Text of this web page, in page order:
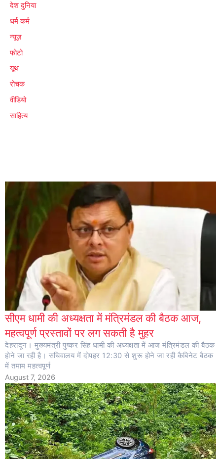
देश दुनिया
धर्म कर्म
न्यूज़
फोटो
यूथ
रोचक
वीडियो
साहित्य
सीएम धामी की अध्यक्षता में मंत्रिमंडल की बैठक आज,
महत्वपूर्ण प्रस्तावों पर लग सकती है मुहर
देहरादून। मुख्यमंत्री पुष्कर सिंह धामी की अध्यक्षता में आज मंत्रिमंडल की बैठक
होने जा रही है। सचिवालय में दोपहर 12:30 से शुरू होने जा रही कैबिनेट बैठक
में तमाम महत्वपूर्ण
August 7, 2026